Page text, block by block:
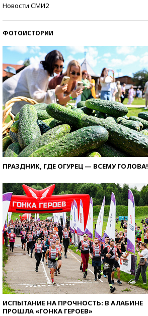
Новости СМИ2
ФОТОИСТОРИИ
ПРАЗДНИК, ГДЕ ОГУРЕЦ — ВСЕМУ ГОЛОВА!
ИСПЫТАНИЕ НА ПРОЧНОСТЬ: В АЛАБИНЕ
ПРОШЛА «ГОНКА ГЕРОЕВ»